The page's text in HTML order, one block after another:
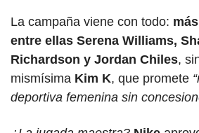
La campaña viene con todo:
entre ellas Serena Williams,
Richardson y Jordan Chiles,
mismísima Kim K, que promete
deportiva femenina sin